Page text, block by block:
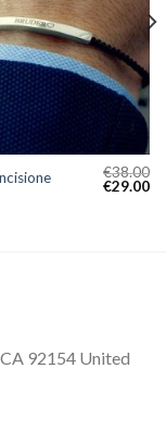
€38.00
€29.00
92154 United